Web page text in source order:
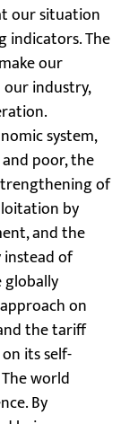
our situation
indicators. The
our
our industry,
system,
poor, the
of
by
and the
of
on
the tariff
its self-
world
By